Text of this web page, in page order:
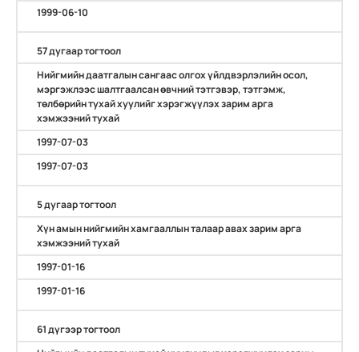
1999-06-10
57 дугаар тогтоол
Нийгмийн даатгалын сангаас олгох үйлдвэрлэлийн осол,
мэргэжлээс шалтгаалсан өвчний тэтгэвэр, тэтгэмж,
төлбөрийн тухай хуулийг хэрэгжүүлэх зарим арга
хэмжээний тухай
1997-07-03
1997-07-03
5 дугаар тогтоол
Хүн амын нийгмийн хамгааллын талаар авах зарим арга
хэмжээний тухай
1997-01-16
1997-01-16
61 дүгээр тогтоол